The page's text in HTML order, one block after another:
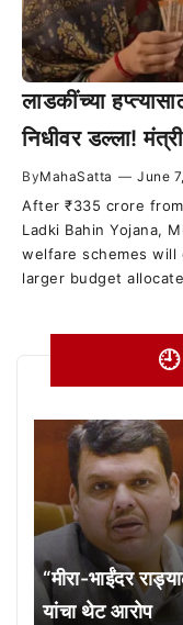
लाडकींच्या
निधीवर डल्ला!
ByMahaSatta — June
After ₹335 crore
Ladki Bahin Yojana,
welfare schemes
larger budget
“मीरा-भाईंदर
यांचा थेट आरोप